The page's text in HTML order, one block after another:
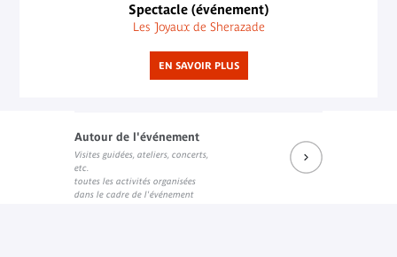
Spectacle (événement)
Les Joyaux de Sherazade
EN SAVOIR PLUS
Autour de l'événement
Visites guidées, ateliers, concerts,
etc.
toutes les activités organisées
dans le cadre de l'événement